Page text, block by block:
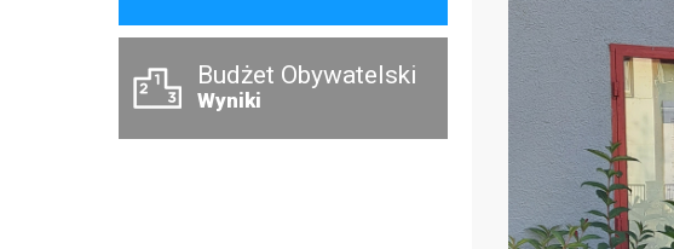
Budżet Obywatelski
Wyniki